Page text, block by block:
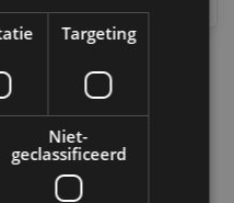
Targeting
Niet-
geclassificeerd